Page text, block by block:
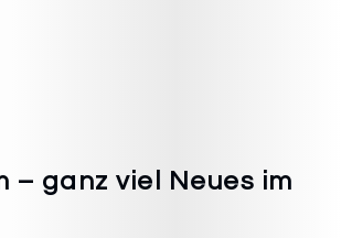
– ganz viel Neues im